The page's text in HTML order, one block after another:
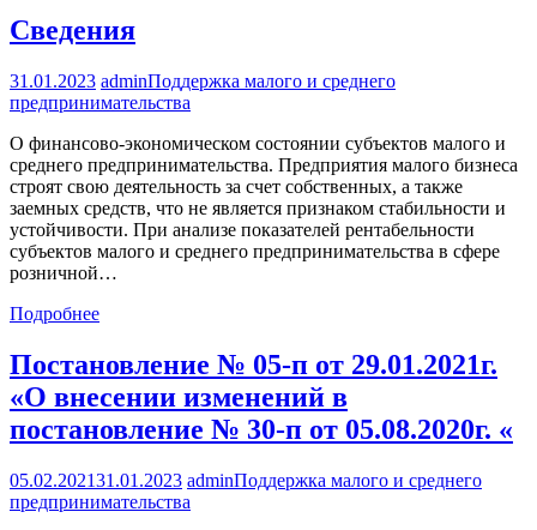
Сведения
31.01.2023 adminПоддержка малого и среднего
предпринимательства
О финансово-экономическом состоянии субъектов малого и
среднего предпринимательства. Предприятия малого бизнеса
строят свою деятельность за счет собственных, а также
заемных средств, что не является признаком стабильности и
устойчивости. При анализе показателей рентабельности
субъектов малого и среднего предпринимательства в сфере
розничной…
Подробнее
Постановление № 05-п от 29.01.2021г.
«О внесении изменений в
постановление № 30-п от 05.08.2020г. «
05.02.202131.01.2023 adminПоддержка малого и среднего
предпринимательства